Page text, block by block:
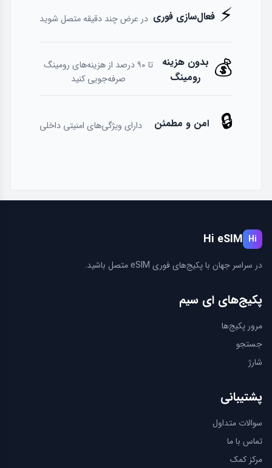
⚡ فعال‌سازی فوری در عرض چند دقیقه متصل شوید
💰 بدون هزینه
رومینگ
تا ۹۰ درصد از هزینه‌های رومینگ
صرفه‌جویی کنید
🔒 امن و مطمئن دارای ویژگی‌های امنیتی داخلی
Hi
Hi eSIM
در سراسر جهان با پكيج‌های فوری eSIM متصل باشید.
پكيج‌های ای سیم
مرور پكيج‌ها
جستجو
شارژ
پشتیبانی
سوالات متداول
تماس با ما
مرکز کمک